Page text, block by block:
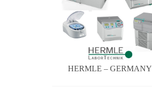
HERMLE – GERMANY